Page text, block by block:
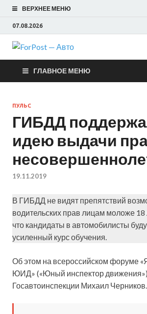
ВЕРХНЕЕ МЕНЮ
07.08.2026
Авто
ГЛАВНОЕ МЕНЮ
ПУЛЬС
ГИБДД
идею выдачи
19.11.2019
В ГИБДД не видят препятствий
водительских прав лицам моложе 18
что кандидаты в автомобилисты
усиленный курс обучения.
Об этом на всероссийском форуме
ЮИД» («Юный инспектор движения»)
Госавтоинспекции Михаил Черников.